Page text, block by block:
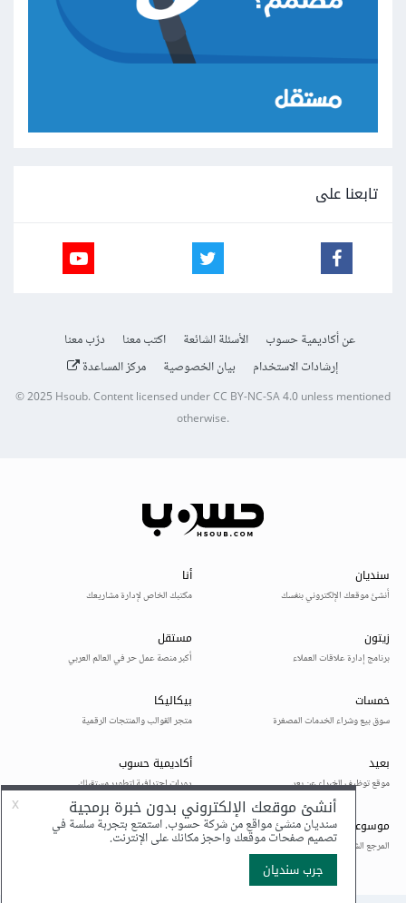
تابعنا على
عن أكاديمية حسوب الأسئلة الشائعة اكتب معنا
درّب معنا
إرشادات الاستخدام
بيان الخصوصية مركز المساعدة
© 2025Hsoub.Content licensed underCC BY-NC-SA 4.0unless mentioned
otherwise.